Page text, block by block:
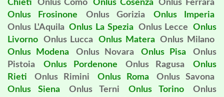
Chieti
Onlus Como Onlus Cosenza Onlus Ferrara
Onlus Frosinone
Onlus Gorizia
Onlus Imperia
Onlus L'Aquila Onlus La Spezia Onlus Lecce
Onlus
Livorno
Onlus Lucca Onlus Matera Onlus Milano
Onlus Modena
Onlus Novara Onlus Pisa
Onlus
Pistoia
Onlus Pordenone Onlus Ragusa
Onlus
Rieti
Onlus Rimini Onlus Roma
Onlus Savona
Onlus Siena
Onlus Terni Onlus Torino
Onlus